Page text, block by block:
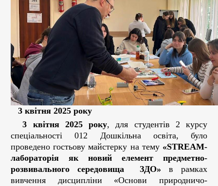
3 квітня 2025 року
3 квітня 2025 року, для студентів 2 курсу
спеціальності 012 Дошкільна освіта, було
проведено гостьову майстерку на тему «STREAM-
лабораторія як новий елемент предметно-
розвивального середовища ЗДО» в рамках
вивчення дисципліни «Основи природничо-